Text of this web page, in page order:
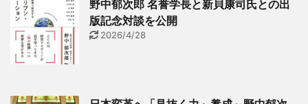
野中郁次郎 名誉学長と新貝康司氏との出
版記念対談を公開
2026/4/28